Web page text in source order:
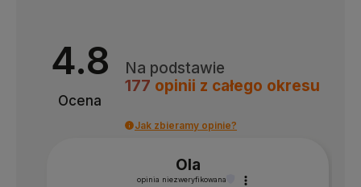
4.8
Ocena
Na podstawie
177 opinii z całego okresu
Jak zbieramy opinie?
Ola
opinia niezweryfikowana